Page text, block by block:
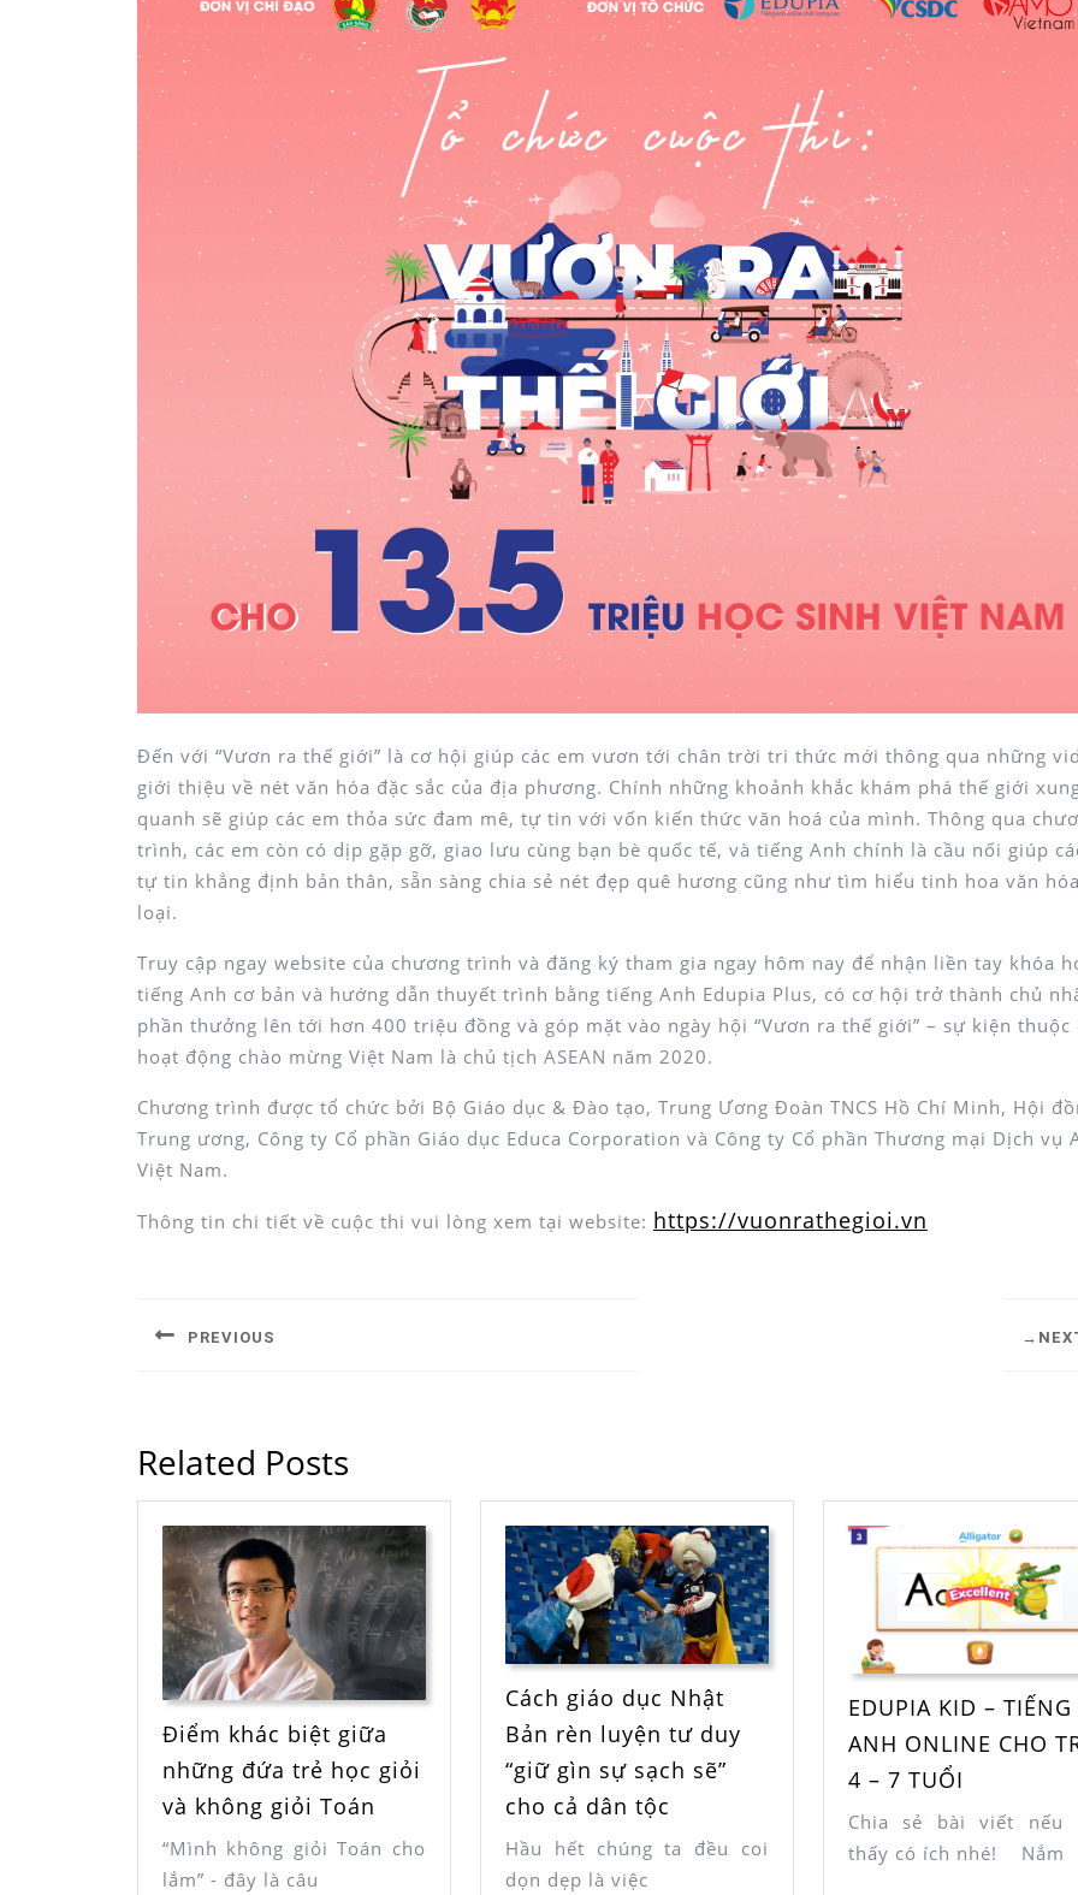
Đến với “Vươn ra thế giới” là cơ hội giúp các em vươn tới chân trời tri thức mới thông qua những
giới thiệu về nét văn hóa đặc sắc của địa phương. Chính những khoảnh khắc khám phá thế giới
quanh sẽ giúp các em thỏa sức đam mê, tự tin với vốn kiến thức văn hoá của mình. Thông qua
trình, các em còn có dịp gặp gỡ, giao lưu cùng bạn bè quốc tế, và tiếng Anh chính là cầu nối giúp
tự tin khẳng định bản thân, sẵn sàng chia sẻ nét đẹp quê hương cũng như tìm hiểu tinh hoa văn
loại.
Truy cập ngay website của chương trình và đăng ký tham gia ngay hôm nay để nhận liền tay khóa
tiếng Anh cơ bản và hướng dẫn thuyết trình bằng tiếng Anh Edupia Plus, có cơ hội trở thành chủ
phần thưởng lên tới hơn 400 triệu đồng và góp mặt vào ngày hội “Vươn ra thế giới” – sự kiện thuộc
hoạt động chào mừng Việt Nam là chủ tịch ASEAN năm 2020.
Chương trình được tổ chức bởi Bộ Giáo dục & Đào tạo, Trung Ương Đoàn TNCS Hồ Chí Minh, Hội
Trung ương, Công ty Cổ phần Giáo dục Educa Corporation và Công ty Cổ phần Thương mại Dịch vụ
Việt Nam.
Thông tin chi tiết về cuộc thi vui lòng xem tại website: https://vuonrathegioi.vn
PREVIOUS
Related Posts
Điểm khác biệt giữa
những đứa trẻ học giỏi
và không giỏi Toán
“Mình không giỏi Toán cho
lắm” - đây là câu
Cách giáo dục Nhật
Bản rèn luyện tư duy
“giữ gìn sự sạch sẽ”
cho cả dân tộc
Hầu hết chúng ta đều coi
dọn dẹp là việc
EDUPIA KID – TIẾNG
ANH ONLINE CHO
4 – 7 TUỔI
Chia sẻ bài viết nếu
thấy có ích nhé! Nắm